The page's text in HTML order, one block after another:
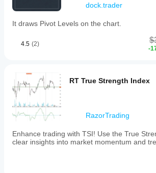
dock.trader
It draws Pivot Levels on the chart.
4.5 (2)
-
RT True Strength Index
RazorTrading
Enhance trading with TSI! Use the True
clear insights into market momentum and